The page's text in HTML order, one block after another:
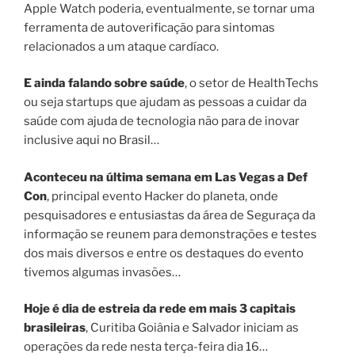
Apple Watch poderia, eventualmente, se tornar uma
ferramenta de autoverificação para sintomas
relacionados a um ataque cardíaco.
E ainda falando sobre saúde, o setor de HealthTechs
ou seja startups que ajudam as pessoas a cuidar da
saúde com ajuda de tecnologia não para de inovar
inclusive aqui no Brasil…
Aconteceu na última semana em Las Vegas a Def
Con, principal evento Hacker do planeta, onde
pesquisadores e entusiastas da área de Seguraça da
informação se reunem para demonstrações e testes
dos mais diversos e entre os destaques do evento
tivemos algumas invasões…
Hoje é dia de estreia da rede em mais 3 capitais
brasileiras, Curitiba Goiânia e Salvador iniciam as
operações da rede nesta terça-feira dia 16…